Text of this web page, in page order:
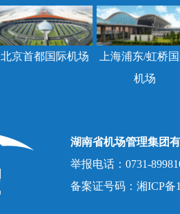
北京首都国际机场
上海浦东/虹桥
机场
湖南省机场管理集团
举报电话：0731-
备案证号码：湘ICP备